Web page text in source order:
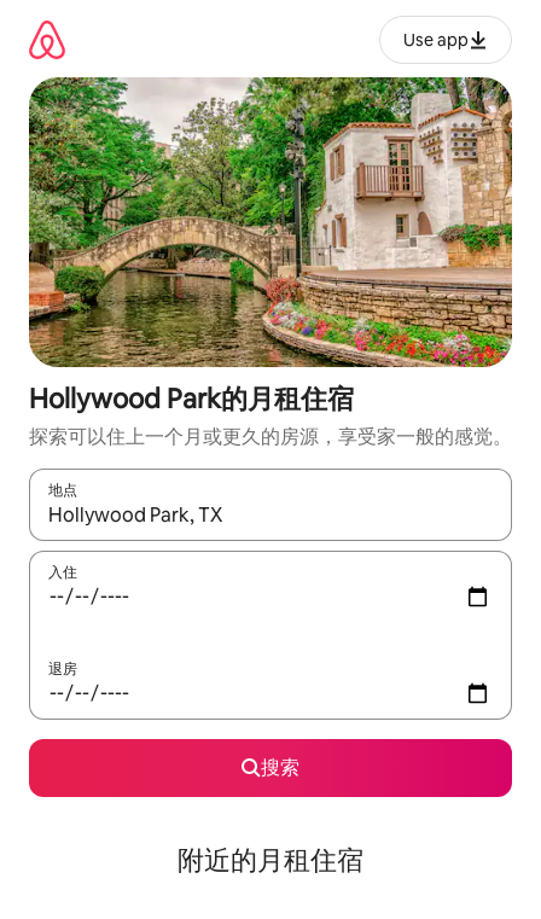
Use app
Hollywood Park的月租住宿
探索可以住上一个月或更久的房源，享受家一般的感觉。
地点
如有搜索结果，请使用上下方向键查看，或通过点击或滑动手势
入住
退房
搜索
附近的月租住宿